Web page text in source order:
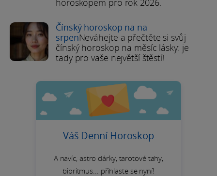
horoskopem pro rok 2026.
Čínský horoskop na na
srpenNeváhejte a přečtěte si svůj
čínský horoskop na měsíc lásky: je
tady pro vaše největší štěstí!
Váš Denní Horoskop
A navíc, astro dárky, tarotové tahy,
bioritmus... přihlaste se nyní!